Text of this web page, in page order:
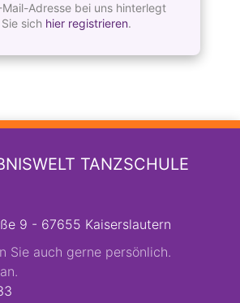
Mail-Adresse bei uns hinterlegt
sich hier registrieren.
TANZSCHULE
9 - 67655 Kaiserslautern
Sie auch gerne persönlich.